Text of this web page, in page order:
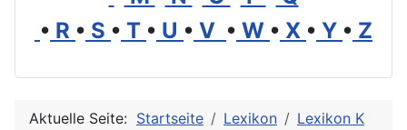
• R • S • T • U • V • W • X • Y • Z
Aktuelle Seite: Startseite Lexikon
Lexikon K